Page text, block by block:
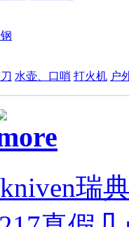
水壶、口哨 打火机 户
瑞